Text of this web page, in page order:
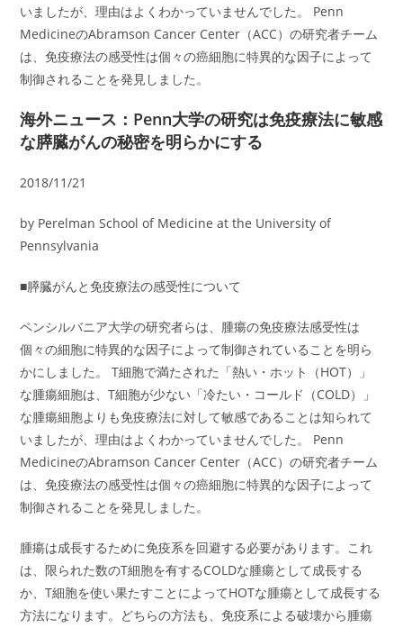
いましたが、理由はよくわかっていませんでした。 Penn
MedicineのAbramson Cancer Center（ACC）の研究者チーム
は、免疫療法の感受性は個々の癌細胞に特異的な因子によって
制御されることを発見しました。
海外ニュース：Penn大学の研究は免疫療法に敏感
な膵臓がんの秘密を明らかにする
2018/11/21
by Perelman School of Medicine at the University of
Pennsylvania
■膵臓がんと免疫療法の感受性について
ペンシルバニア大学の研究者らは、腫瘍の免疫療法感受性は
個々の細胞に特異的な因子によって制御されていることを明ら
かにしました。 T細胞で満たされた「熱い・ホット（HOT）」
な腫瘍細胞は、T細胞が少ない「冷たい・コールド（COLD）」
な腫瘍細胞よりも免疫療法に対して敏感であることは知られて
いましたが、理由はよくわかっていませんでした。 Penn
MedicineのAbramson Cancer Center（ACC）の研究者チーム
は、免疫療法の感受性は個々の癌細胞に特異的な因子によって
制御されることを発見しました。
腫瘍は成長するために免疫系を回避する必要があります。これ
は、限られた数のT細胞を有するCOLDな腫瘍として成長する
か、T細胞を使い果たすことによってHOTな腫瘍として成長する
方法になります。どちらの方法も、免疫系による破壊から腫瘍